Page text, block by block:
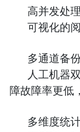
高并发处理
可视化的
多通道备
人工机器
障故障率更低
多维度统